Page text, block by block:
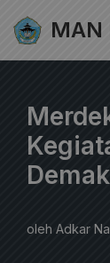
Lompat
MAN
Demak
oleh Adkar